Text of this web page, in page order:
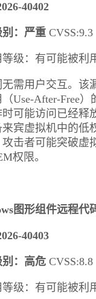
40402
别：严重 CVSS:9.3
级：有可能被利
需用户交互。该
Use-After-Free
时可能访问已经释
来宾虚拟机中的低
攻击者可能突破虚
权限。
图形组件远程代
40403
别：高危 CVSS:8.8
级：有可能被利